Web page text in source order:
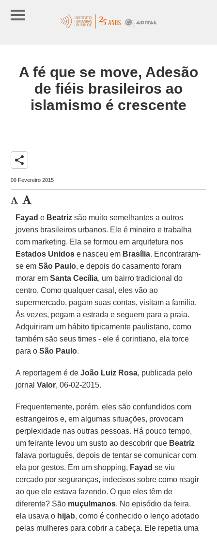
A fé que se move, Adesão
de fiéis brasileiros ao
islamismo é crescente
share
09 Fevereiro 2015
Fayad e Beatriz são muito semelhantes a outros
jovens brasileiros urbanos. Ele é mineiro e trabalha
com marketing. Ela se formou em arquitetura nos
Estados Unidos e nasceu em Brasília. Encontraram-
se emSão Paulo, e depois do casamento foram
morar emSanta Cecília, um bairro tradicional do
centro. Como qualquer casal, eles vão ao
supermercado, pagam suas contas, visitam a família.
Às vezes, pegam a estrada e seguem para a praia.
Adquiriram um hábito tipicamente paulistano, como
também são seus times - ele é corintiano, ela torce
para oSão Paulo.
A reportagem é de João Luiz Rosa, publicada pelo
jornalValor, 06-02-2015.
Frequentemente, porém, eles são confundidos com
estrangeiros e, em algumas situações, provocam
perplexidade nas outras pessoas. Há pouco tempo,
um feirante levou um susto ao descobrir que Beatriz
falava português, depois de tentar se comunicar com
ela por gestos. Em um shopping, Fayad se viu
cercado por seguranças, indecisos sobre como reagir
ao que ele estava fazendo. O que eles têm de
diferente? São muçulmanos. No episódio da feira,
ela usava o hijab, como é conhecido o lenço adotado
pelas mulheres para cobrir a cabeça. Ele repetia uma